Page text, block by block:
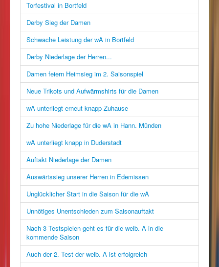
Torfestival in Bortfeld
Derby Sieg der Damen
Schwache Leistung der wA in Bortfeld
Derby Niederlage der Herren...
Damen feiern Heimsieg im 2. Saisonspiel
Neue Trikots und Aufwärmshirts für die Damen
wA unterliegt erneut knapp Zuhause
Zu hohe Niederlage für die wA in Hann. Münden
wA unterliegt knapp in Duderstadt
Auftakt Niederlage der Damen
Auswärtssieg unserer Herren in Edemissen
Unglücklicher Start in die Saison für die wA
Unnötiges Unentschieden zum Saisonauftakt
Nach 3 Testspielen geht es für die weib. A in die
kommende Saison
Auch der 2. Test der weib. A ist erfolgreich